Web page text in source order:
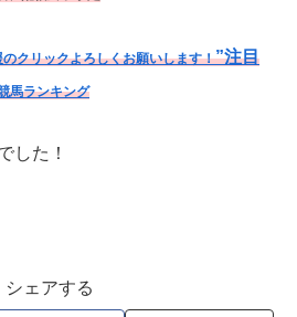
のクリックよろしくお願いします！”注目
馬ランキング
した！
シェアする